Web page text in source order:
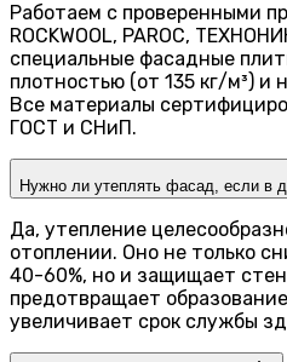
Работаем с проверенными
ROCKWOOL, PAROC,
специальные фасадные
плотностью (от 135 кг/м³) и
Все материалы
ГОСТ и СНиП.
Нужно ли утеплять фасад, если в
Да, утепление
отоплении. Оно не только
40-60%, но и защищает
предотвращает
увеличивает срок службы